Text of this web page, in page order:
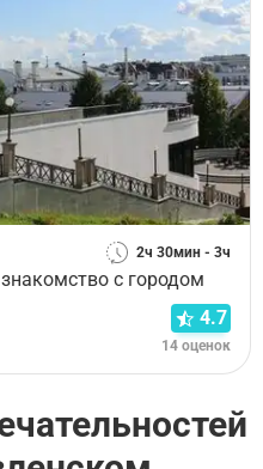
2ч 30мин - 3ч
с городом
4.7
14 оценок